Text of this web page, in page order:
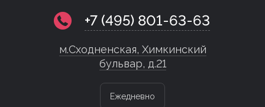
+7 (495) 801-63-63
м.Сходненская, Химкинский
бульвар, д.21
Ежедневно